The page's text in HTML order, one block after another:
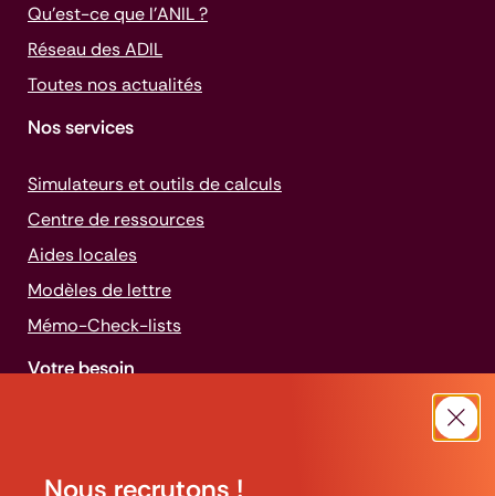
Nous recrutons !
Qu’est-ce que l’ANIL ?
Réseau des ADIL
Toutes nos actualités
Nos services
Simulateurs et outils de calculs
Centre de ressources
Aides locales
Modèles de lettre
Mémo-Check-lists
Votre besoin